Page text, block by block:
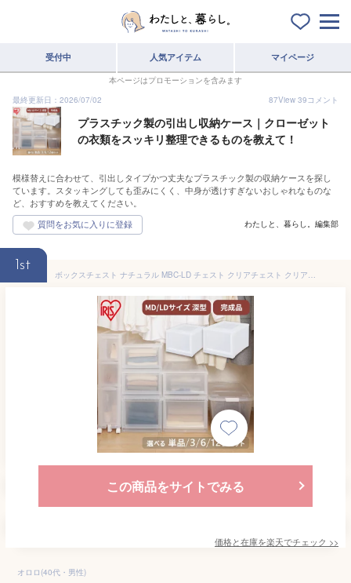
受付中 人気アイテム マイページ
本ページはプロモーションを含みます
最終更新日：2026/07/02
87View 39コメント
プラスチック製の引出し収納ケース｜クローゼット
の衣類をスッキリ整理できるものを教えて！
模様替えに合わせて、引出しタイプかつ丈夫なプラスチック製の収納ケースを探し
ています。スタッキングしても歪みにくく、中身が透けすぎないおしゃれなものな
ど、おすすめを教えてください。
わたしと、暮らし。編集部
1st
ボックスチェスト ナチュラル MBC-LD チェスト クリアチェスト クリアケース クローゼット収納 クリアボックス 収納ケース 収納ボックス 衣装ケース プラスチック 引出し スタッキング 深型 アイリスオーヤマ 衣替え 衣類収納
この商品をサイトでみる
価格と在庫を楽天でチェック >>
オロロ(40代・男性)